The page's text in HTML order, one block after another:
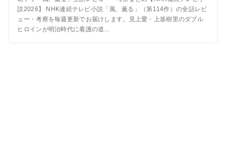
説2026】 NHK連続テレビ小説「風、薫る」（第114作）の全話レビ
ュー・考察を毎週更新でお届けします。見上愛・上坂樹里のダブル
ヒロインが明治時代に看護の道...